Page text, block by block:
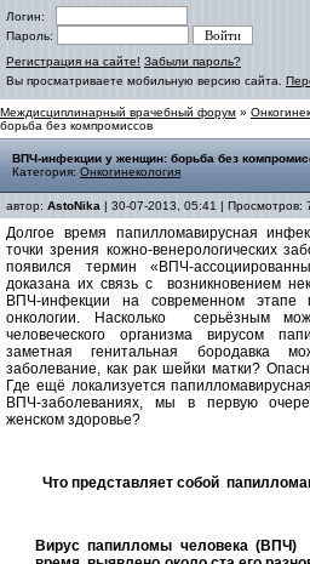
Логин:
Пароль:
Регистрация на сайте! Забыли пароль?
Вы просматриваете мобильную версию сайта.
Междисциплинарный врачебный форум »
борьба без компромиссов
ВПЧ-инфекции у женщин: борьба без
Категория: Онкогинекология
автор: AstoNika | 30-07-2013, 05:41 | Просмотров:
Долгое время папилломавирусная
точки зрения кожно-венерологических
появился термин «ВПЧ-
доказана их связь с
возникновением
ВПЧ-инфекции на современном этапе
онкологии. Насколько
серьёзным
человеческого организма вирусом
заметная генитальная бородавка
заболевание, как рак шейки матки?
Где ещё локализуется
ВПЧ-заболеваниях, мы в первую
женском здоровье?
Что представляет собой
Вирус папилломы человека (ВПЧ)